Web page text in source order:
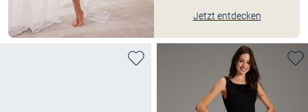
Jetzt entdecken